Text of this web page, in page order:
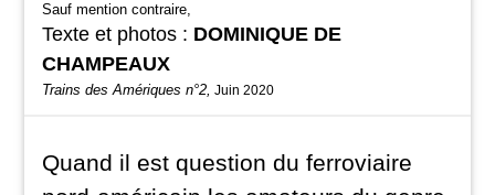
Sauf mention contraire,
Texte et photos : DOMINIQUE DE
CHAMPEAUX
Trains des Amériques n°2, Juin 2020
Quand il est question du ferroviaire